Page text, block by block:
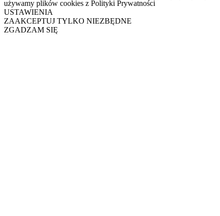
używamy plików cookies z Polityki Prywatności
USTAWIENIA
ZAAKCEPTUJ TYLKO NIEZBĘDNE
ZGADZAM SIĘ